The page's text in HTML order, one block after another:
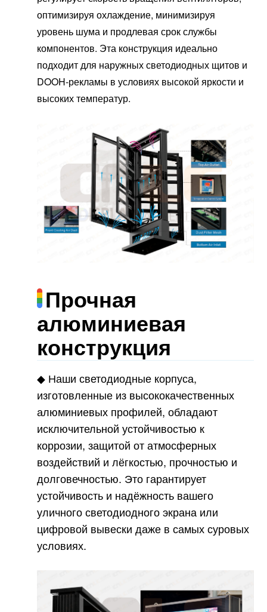
оптимизируя охлаждение, минимизируя
уровень шума и продлевая срок службы
компонентов. Эта конструкция идеально
подходит для наружных светодиодных щитов и
DOOH-рекламы в условиях высокой яркости и
высоких температур.
Прочная
алюминиевая
конструкция
◆ Наши светодиодные корпуса,
изготовленные из высококачественных
алюминиевых профилей, обладают
исключительной устойчивостью к
коррозии, защитой от атмосферных
воздействий и лёгкостью, прочностью и
долговечностью. Это гарантирует
устойчивость и надёжность вашего
уличного светодиодного экрана или
цифровой вывески даже в самых суровых
условиях.